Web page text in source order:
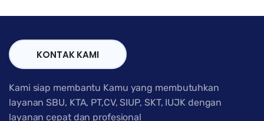
KONTAK KAMI
Kami siap membantu Kamu yang membutuhkan
layanan SBU, KTA, PT,CV, SIUP, SKT, IUJK dengan
layanan cepat dan profesional